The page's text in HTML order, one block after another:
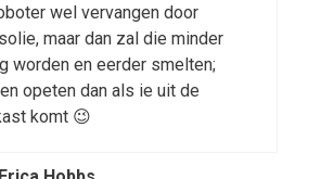
wel vervangen door
maar dan zal die minder
worden en eerder smelten;
opeten dan als ie uit de
komt 😉